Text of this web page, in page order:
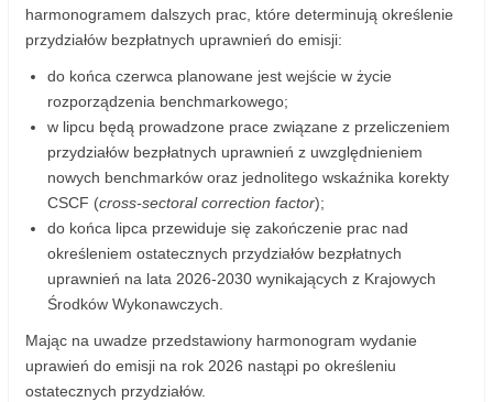
harmonogramem dalszych prac, które determinują określenie
przydziałów bezpłatnych uprawnień do emisji:
do końca czerwca planowane jest wejście w życie
rozporządzenia benchmarkowego;
w lipcu będą prowadzone prace związane z przeliczeniem
przydziałów bezpłatnych uprawnień z uwzględnieniem
nowych benchmarków oraz jednolitego wskaźnika korekty
CSCF (cross-sectoral correction factor);
do końca lipca przewiduje się zakończenie prac nad
określeniem ostatecznych przydziałów bezpłatnych
uprawnień na lata 2026-2030 wynikających z Krajowych
Środków Wykonawczych.
Mając na uwadze przedstawiony harmonogram wydanie
uprawień do emisji na rok 2026 nastąpi po określeniu
ostatecznych przydziałów.